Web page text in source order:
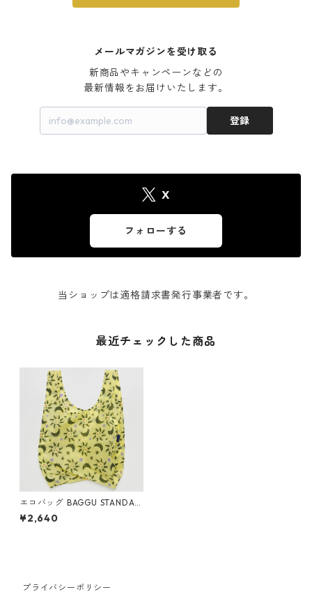
メールマガジンを受け取る
新商品やキャンペーンなどの
最新情報をお届けいたします。
登録
X
フォローする
当ショップは適格請求書発行事業者です。
最近チェックした商品
エコバッグ BAGGU STANDAR
D スタンダードバグゥ バグー
サン＆ムーン
¥2,640
プライバシーポリシー